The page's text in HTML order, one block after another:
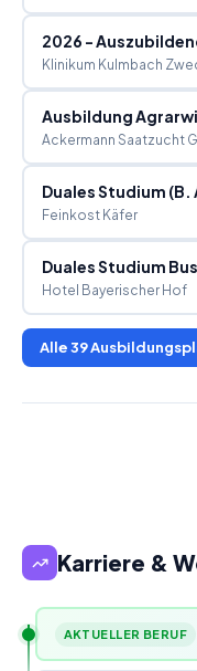
Klinikum Kulmbach
Ackermann Saatzucht
Feinkost Käfer
Hotel Bayerischer Hof
Alle39
Karriere &
AKTUELLER BERUF